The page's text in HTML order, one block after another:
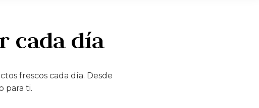
cada día
frescos cada día. Desde
para ti.